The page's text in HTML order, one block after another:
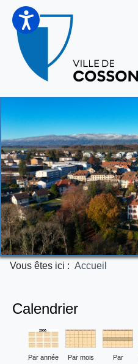
Vous êtes ici : Accueil
Calendrier
Par année Par mois Par